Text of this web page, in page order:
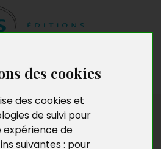
des cookies
des cookies et
de suivi pour
de
suivantes : pour